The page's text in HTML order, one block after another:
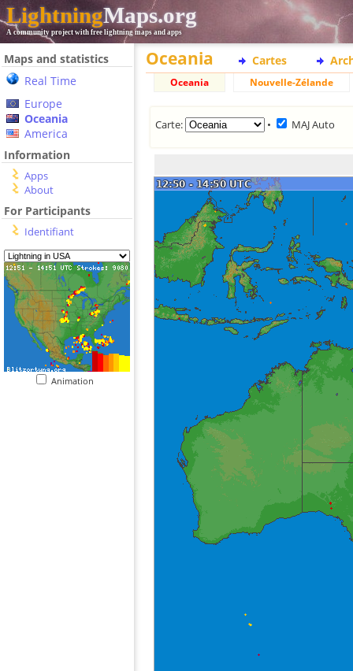
LightningMaps.org
A community project with free lightning maps and apps
Maps and statistics
Real Time
Europe
Oceania
America
Information
Apps
About
For Participants
Identifiant
Animation
Oceania Cartes
Oceania Nouvelle-Zélande
Carte: • MAJ Auto